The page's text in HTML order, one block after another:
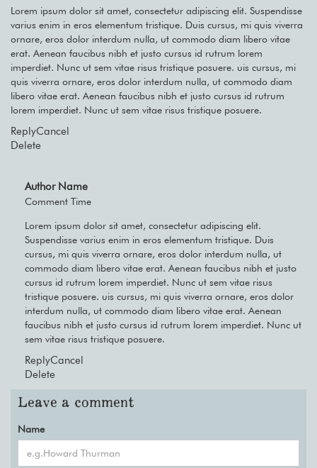
Lorem ipsum dolor sit amet, consectetur adipiscing elit. Suspendisse
varius enim in eros elementum tristique. Duis cursus, mi quis viverra
ornare, eros dolor interdum nulla, ut commodo diam libero vitae
erat. Aenean faucibus nibh et justo cursus id rutrum lorem
imperdiet. Nunc ut sem vitae risus tristique posuere. uis cursus, mi
quis viverra ornare, eros dolor interdum nulla, ut commodo diam
libero vitae erat. Aenean faucibus nibh et justo cursus id rutrum
lorem imperdiet. Nunc ut sem vitae risus tristique posuere.
ReplyCancel
Delete
Author Name
Comment Time
Lorem ipsum dolor sit amet, consectetur adipiscing elit.
Suspendisse varius enim in eros elementum tristique. Duis
cursus, mi quis viverra ornare, eros dolor interdum nulla, ut
commodo diam libero vitae erat. Aenean faucibus nibh et justo
cursus id rutrum lorem imperdiet. Nunc ut sem vitae risus
tristique posuere. uis cursus, mi quis viverra ornare, eros dolor
interdum nulla, ut commodo diam libero vitae erat. Aenean
faucibus nibh et justo cursus id rutrum lorem imperdiet. Nunc ut
sem vitae risus tristique posuere.
ReplyCancel
Delete
Leave a comment
Name